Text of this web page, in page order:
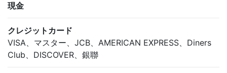
現金
クレジットカード
VISA、マスター、JCB、AMERICAN EXPRESS、Diners
Club、DISCOVER、銀聯